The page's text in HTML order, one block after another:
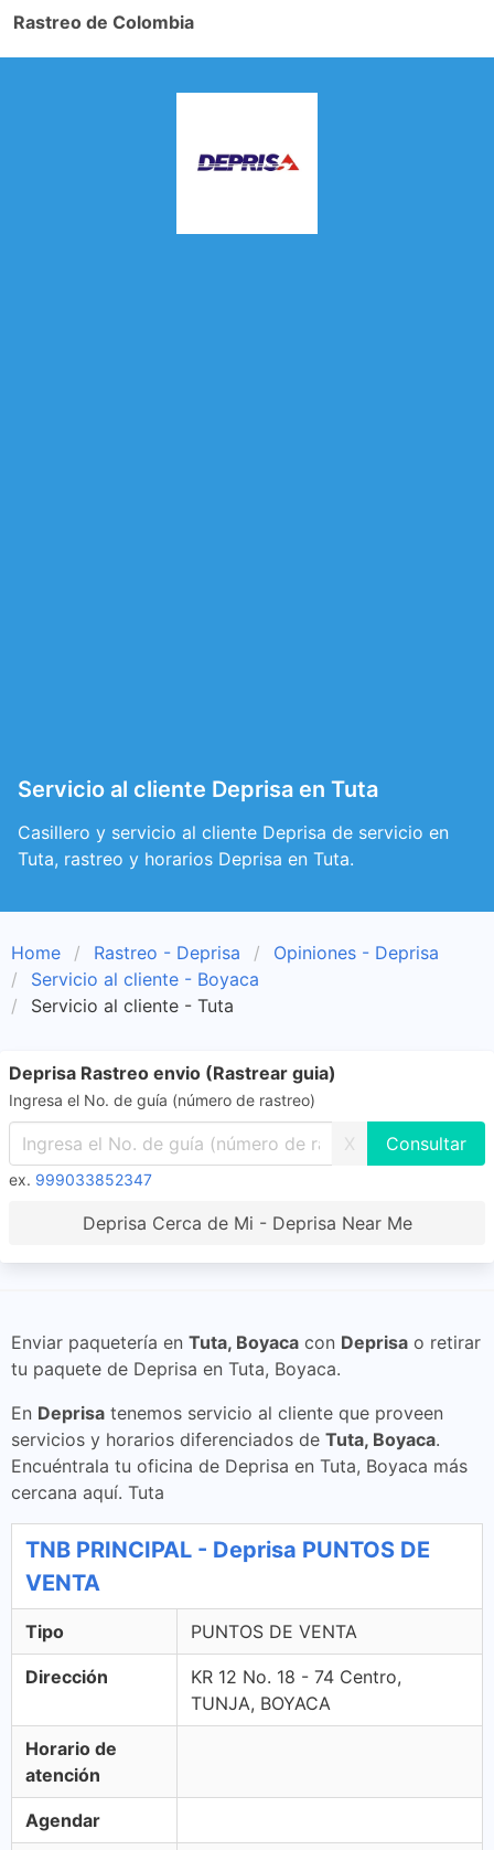
Rastreo de Colombia
Servicio al cliente Deprisa en Tuta
Casillero y servicio al cliente Deprisa de servicio en
Tuta, rastreo y horarios Deprisa en Tuta.
Home Rastreo - Deprisa
Opiniones - Deprisa
Servicio al cliente - Boyaca
Servicio al cliente - Tuta
Deprisa Rastreo envio (Rastrear guia)
Ingresa el No. de guía (número de rastreo)
X
ex. 999033852347
Deprisa Cerca de Mi - Deprisa Near Me
Enviar paquetería en Tuta, Boyaca con Deprisa o retirar
tu paquete de Deprisa en Tuta, Boyaca.
En Deprisa tenemos servicio al cliente que proveen
servicios y horarios diferenciados de Tuta, Boyaca.
Encuéntrala tu oficina de Deprisa en Tuta, Boyaca más
cercana aquí. Tuta
TNB PRINCIPAL - Deprisa PUNTOS DE
VENTA
Tipo PUNTOS DE VENTA
Dirección
KR 12 No. 18 - 74 Centro,
TUNJA, BOYACA
Horario de
atención
Agendar